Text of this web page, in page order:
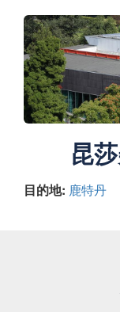
昆
目的地: 鹿特丹